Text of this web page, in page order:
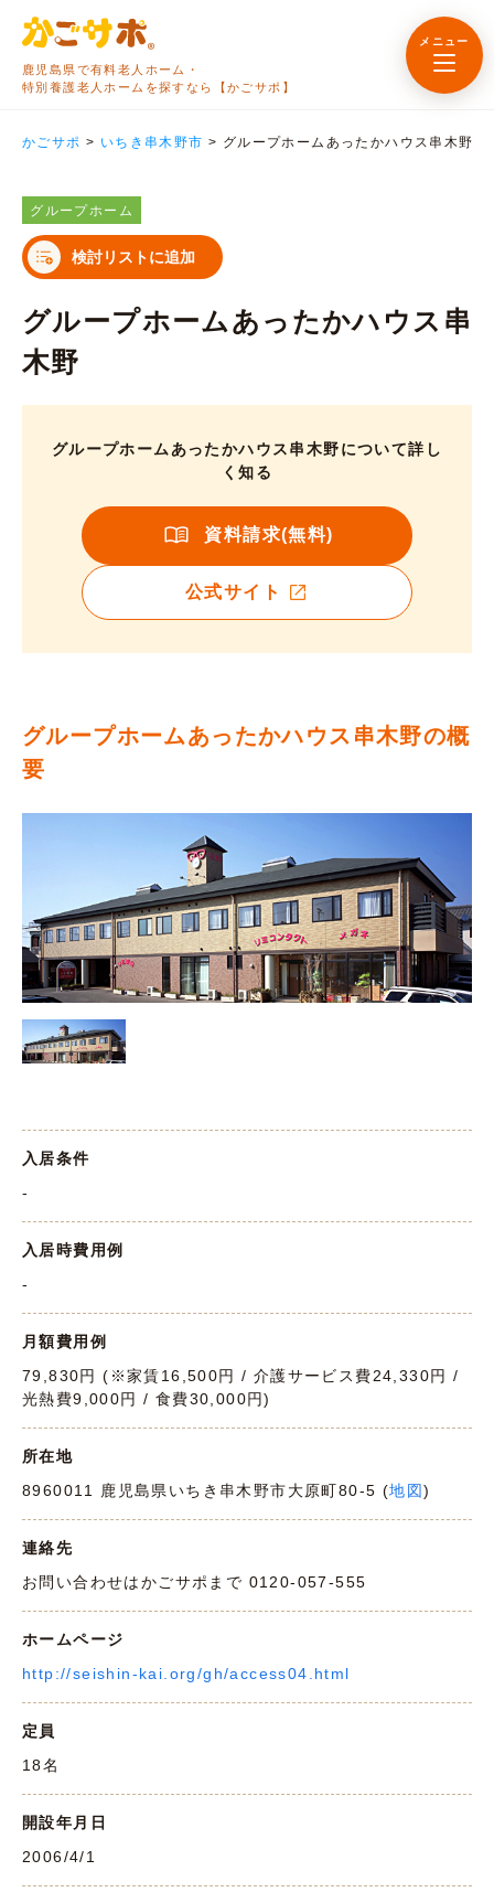
鹿児島県で有料老人ホーム・
特別養護老人ホームを探すなら【かごサポ】
メニュー
かごサポ > いちき串木野市 > グループホームあったかハウス串木野
グループホーム
検討リストに追加
グループホームあったかハウス串
木野
グループホームあったかハウス串木野について詳し
く知る
資料請求(無料)
公式サイト
グループホームあったかハウス串木野の概
要
入居条件
-
入居時費用例
-
月額費用例
79,830円 (※家賃16,500円 / 介護サービス費24,330円 /
光熱費9,000円 / 食費30,000円)
所在地
8960011 鹿児島県いちき串木野市大原町80-5 (地図)
連絡先
お問い合わせはかごサポまで 0120-057-555
ホームページ
http://seishin-kai.org/gh/access04.html
定員
18名
開設年月日
2006/4/1